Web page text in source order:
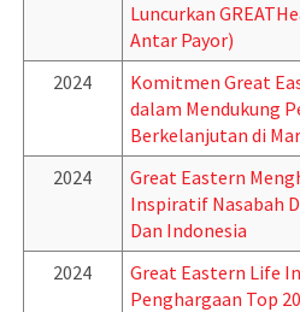
Luncurkan
Antar Payor)
2024
Komitmen Great
dalam Mendukung
Berkelanjutan di
2024
Great Eastern
Inspiratif Nasabah
Dan Indonesia
2024
Great Eastern Life
Penghargaan Top